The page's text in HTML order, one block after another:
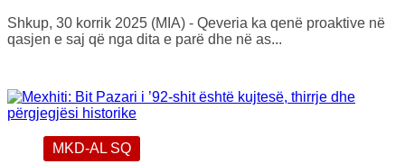
Shkup, 30 korrik 2025 (MIA) - Qeveria ka qenë proaktive në
qasjen e saj që nga dita e parë dhe në as...
MKD-AL SQ